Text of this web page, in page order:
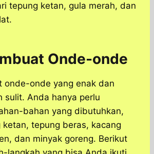
tepung ketan, gula merah, dan
Onde-onde
onde-onde yang enak dan
sulit. Anda hanya perlu
bahan yang dibutuhkan,
tepung beras, kacang
dan minyak goreng. Berikut